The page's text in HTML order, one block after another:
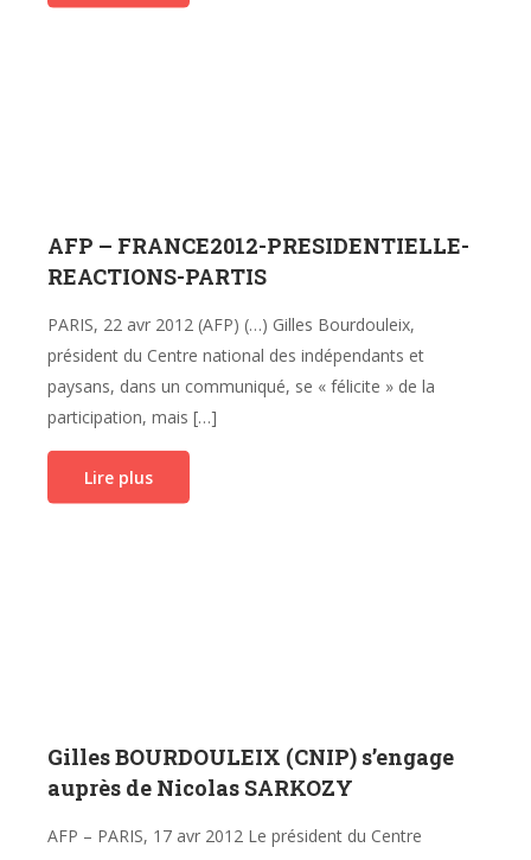
AFP – FRANCE2012-PRESIDENTIELLE-
REACTIONS-PARTIS
PARIS, 22 avr 2012 (AFP) (…) Gilles Bourdouleix,
président du Centre national des indépendants et
paysans, dans un communiqué, se « félicite » de la
participation, mais […]
Lire plus
Gilles BOURDOULEIX (CNIP) s’engage
auprès de Nicolas SARKOZY
AFP – PARIS, 17 avr 2012 Le président du Centre